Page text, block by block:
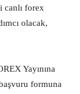
canlı forex
olacak,
Yayınına
formuna